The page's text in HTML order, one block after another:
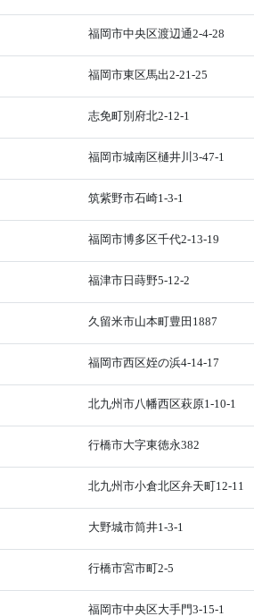
福岡市中央区渡辺通2-4-28
福岡市東区馬出2-21-25
志免町別府北2-12-1
福岡市城南区樋井川3-47-1
筑紫野市石崎1-3-1
福岡市博多区千代2-13-19
福津市日蒔野5-12-2
久留米市山本町豊田1887
福岡市西区姪の浜4-14-17
北九州市八幡西区萩原1-10-1
行橋市大字東徳永382
北九州市小倉北区弁天町12-11
大野城市筒井1-3-1
行橋市宮市町2-5
福岡市中央区大手門3-15-1